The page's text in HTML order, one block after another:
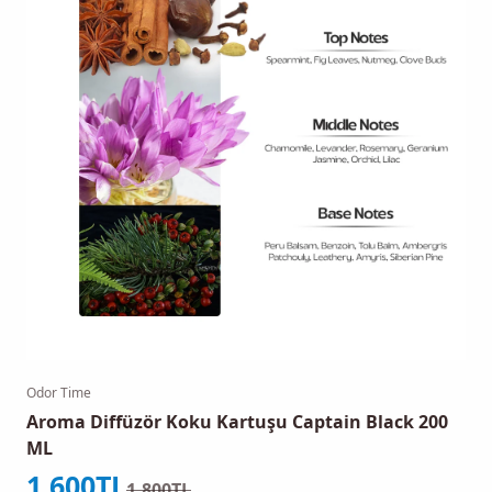
Odor Time
Aroma Diffüzör Koku Kartuşu Captain Black 200
ML